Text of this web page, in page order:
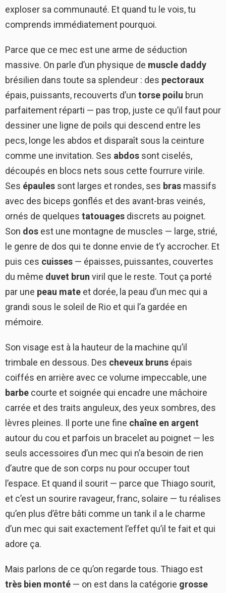
exploser sa communauté. Et quand tu le vois, tu
comprends immédiatement pourquoi.
Parce que ce mec est une arme de séduction
massive. On parle d’un physique de muscle daddy
brésilien dans toute sa splendeur : des pectoraux
épais, puissants, recouverts d’un torse poilu brun
parfaitement réparti — pas trop, juste ce qu’il faut pour
dessiner une ligne de poils qui descend entre les
pecs, longe les abdos et disparaît sous la ceinture
comme une invitation. Ses abdos sont ciselés,
découpés en blocs nets sous cette fourrure virile.
Ses épaules sont larges et rondes, ses bras massifs
avec des biceps gonflés et des avant-bras veinés,
ornés de quelques tatouages discrets au poignet.
Son dos est une montagne de muscles — large, strié,
le genre de dos qui te donne envie de t’y accrocher. Et
puis ces cuisses — épaisses, puissantes, couvertes
du même duvet brun viril que le reste. Tout ça porté
par une peau mate et dorée, la peau d’un mec qui a
grandi sous le soleil de Rio et qui l’a gardée en
mémoire.
Son visage est à la hauteur de la machine qu’il
trimbale en dessous. Des cheveux bruns épais
coiffés en arrière avec ce volume impeccable, une
barbe courte et soignée qui encadre une mâchoire
carrée et des traits anguleux, des yeux sombres, des
lèvres pleines. Il porte une fine chaîne en argent
autour du cou et parfois un bracelet au poignet — les
seuls accessoires d’un mec qui n’a besoin de rien
d’autre que de son corps nu pour occuper tout
l’espace. Et quand il sourit — parce que Thiago sourit,
et c’est un sourire ravageur, franc, solaire — tu réalises
qu’en plus d’être bâti comme un tank il a le charme
d’un mec qui sait exactement l’effet qu’il te fait et qui
adore ça.
Mais parlons de ce qu’on regarde tous. Thiago est
très bien monté — on est dans la catégorie grosse